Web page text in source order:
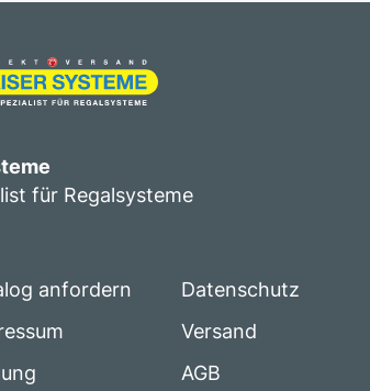
für Regalsysteme
anfordern
Datenschutz
Versand
AGB